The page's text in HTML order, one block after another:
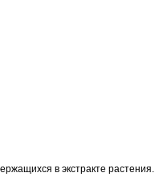
в экстракте растения.